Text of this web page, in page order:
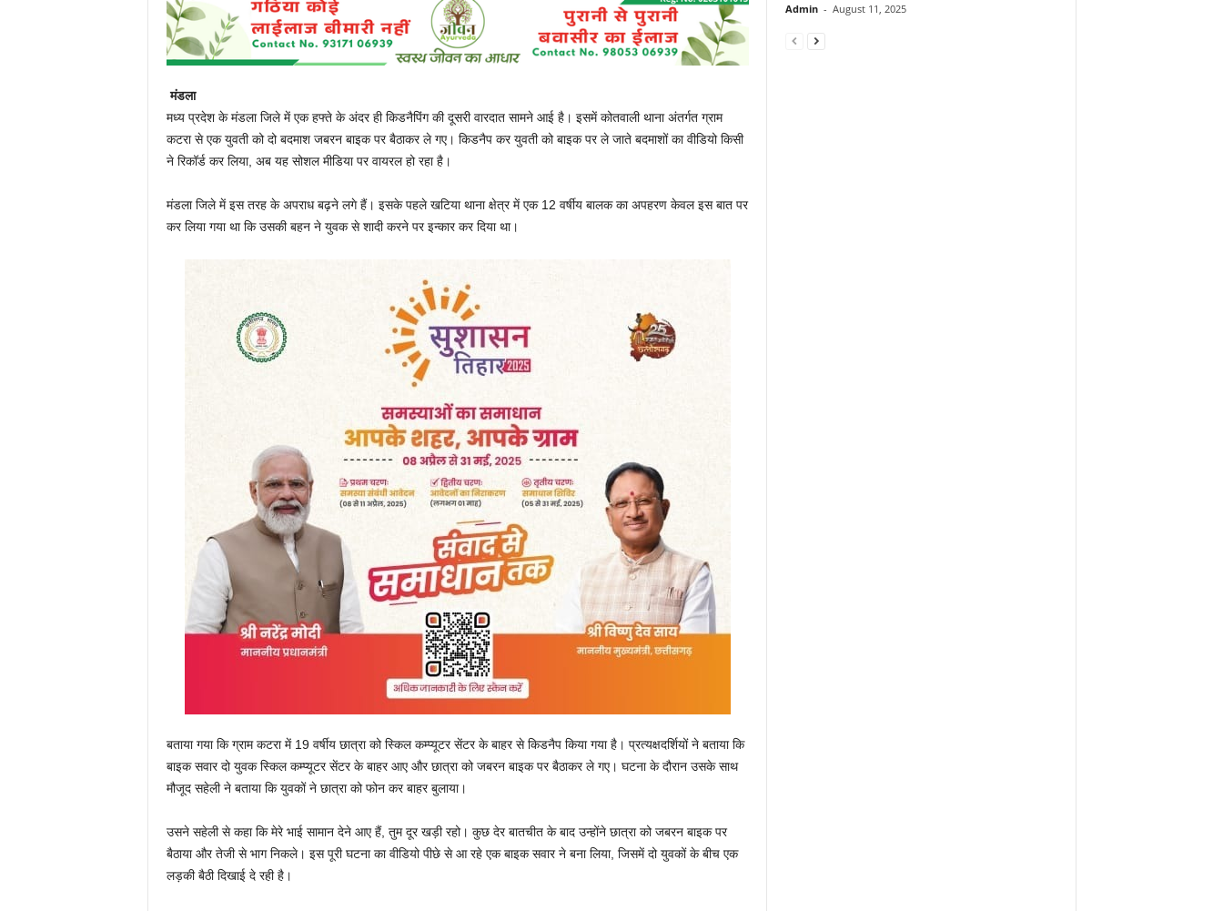
मंडला
मध्य प्रदेश के मंडला जिले में एक हफ्ते के अंदर ही किडनैपिंग की दूसरी वारदात सामने आई है। इसमें कोतवाली थाना अंतर्गत ग्राम
कटरा से एक युवती को दो बदमाश जबरन बाइक पर बैठाकर ले गए। किडनैप कर युवती को बाइक पर ले जाते बदमाशों का वीडियो किसी
ने रिकॉर्ड कर लिया, अब यह सोशल मीडिया पर वायरल हो रहा है।
मंडला जिले में इस तरह के अपराध बढ़ने लगे हैं। इसके पहले खटिया थाना क्षेत्र में एक 12 वर्षीय बालक का अपहरण केवल इस बात पर
कर लिया गया था कि उसकी बहन ने युवक से शादी करने पर इन्कार कर दिया था।
बताया गया कि ग्राम कटरा में 19 वर्षीय छात्रा को स्किल कम्प्यूटर सेंटर के बाहर से किडनैप किया गया है। प्रत्यक्षदर्शियों ने बताया कि
बाइक सवार दो युवक स्किल कम्प्यूटर सेंटर के बाहर आए और छात्रा को जबरन बाइक पर बैठाकर ले गए। घटना के दौरान उसके साथ
मौजूद सहेली ने बताया कि युवकों ने छात्रा को फोन कर बाहर बुलाया।
उसने सहेली से कहा कि मेरे भाई सामान देने आए हैं, तुम दूर खड़ी रहो। कुछ देर बातचीत के बाद उन्होंने छात्रा को जबरन बाइक पर
बैठाया और तेजी से भाग निकले। इस पूरी घटना का वीडियो पीछे से आ रहे एक बाइक सवार ने बना लिया, जिसमें दो युवकों के बीच एक
लड़की बैठी दिखाई दे रही है।
Admin - August 11, 2025